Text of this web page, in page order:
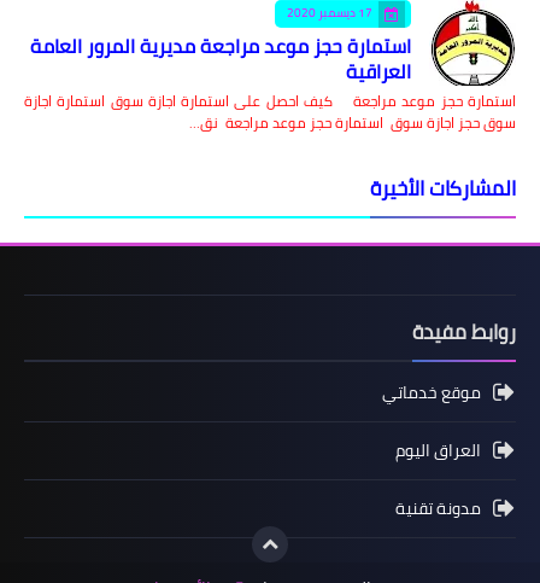
17 ديسمبر 2020
استمارة حجز موعد مراجعة مديرية المرور العامة
العراقية
استمارة حجز موعد مراجعة كيف احصل على استمارة اجازة سوق استمارة اجازة
سوق حجز اجازة سوق استمارة حجز موعد مراجعة نق…
المشاركات الأخيرة
روابط مفيدة
موقع خدماتي
العراق اليوم
مدونة تقنية